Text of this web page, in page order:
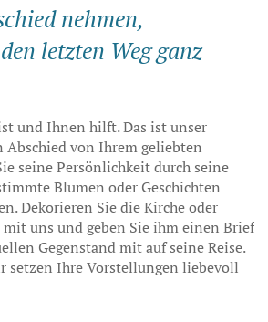
nehmen,
letzten Weg ganz
und Ihnen hilft. Das ist unser
Abschied von Ihrem geliebten
seine Persönlichkeit durch seine
Blumen oder Geschichten
Dekorieren Sie die Kirche oder
uns und geben Sie ihm einen Brief
Gegenstand mit auf seine Reise.
setzen Ihre Vorstellungen liebevoll